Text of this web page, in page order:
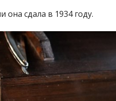
она сдала в 1934 году.